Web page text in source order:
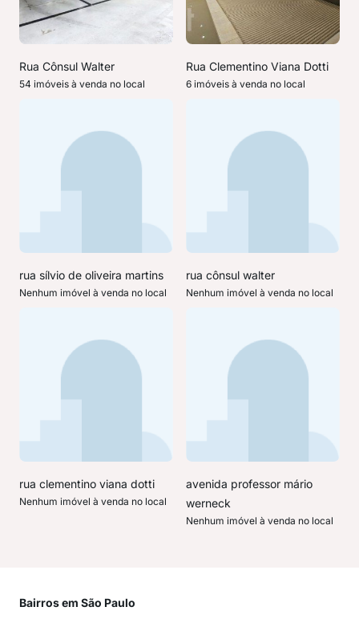
Rua Cônsul Walter
54 imóveis à venda no local
Rua Clementino Viana Dotti
6 imóveis à venda no local
rua sílvio de oliveira martins
Nenhum imóvel à venda no local
rua cônsul walter
Nenhum imóvel à venda no local
rua clementino viana dotti
Nenhum imóvel à venda no local
avenida professor mário
werneck
Nenhum imóvel à venda no local
Bairros em São Paulo